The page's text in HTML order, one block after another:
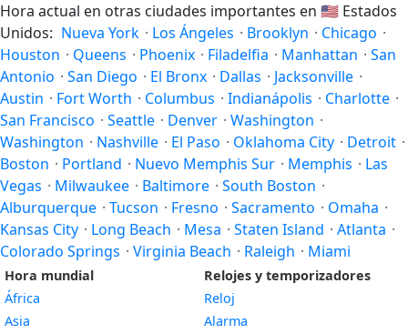
Hora actual en otras ciudades importantes en 🇺🇸 Estados
Unidos: Nueva York · Los Ángeles · Brooklyn · Chicago ·
Houston · Queens · Phoenix · Filadelfia · Manhattan · San
Antonio · San Diego · El Bronx · Dallas · Jacksonville ·
Austin · Fort Worth · Columbus · Indianápolis · Charlotte ·
San Francisco · Seattle · Denver · Washington ·
Washington · Nashville · El Paso · Oklahoma City · Detroit ·
Boston · Portland · Nuevo Memphis Sur · Memphis · Las
Vegas · Milwaukee · Baltimore · South Boston ·
Alburquerque · Tucson · Fresno · Sacramento · Omaha ·
Kansas City · Long Beach · Mesa · Staten Island · Atlanta ·
Colorado Springs · Virginia Beach · Raleigh · Miami
Hora mundial
África
Asia
Relojes y temporizadores
Reloj
Alarma